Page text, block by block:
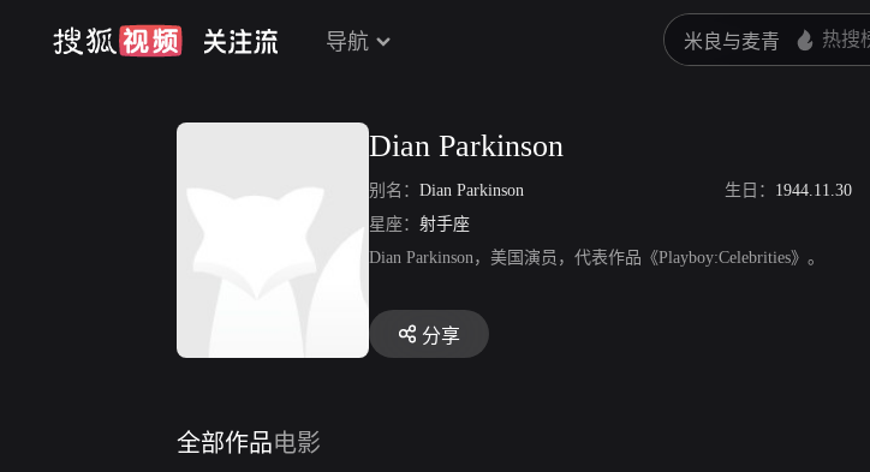
导航
Dian Parkinson
别名： Dian Parkinson 生日： 1944.11.30
星座： 射手座
Dian Parkinson，美国演员，代表作品《Playboy:Celebrities》。
分享
全部作品电影